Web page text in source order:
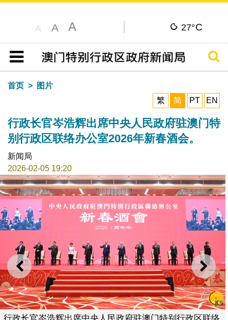
A A A 27°C
目录
搜寻
首页
图片
繁
简 PT EN
行政长官岑浩辉出席中央人民政府驻澳门特
别行政区联络办公室2026年新春酒会。
新闻局
2026-02-05 19:20
上一则 下一
行政长官岑浩辉出席中央人民政府驻澳门特别行政区联络